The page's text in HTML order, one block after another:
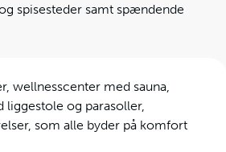
spisesteder samt spændende
wellnesscenter med sauna,
og parasoller,
som alle byder på komfort